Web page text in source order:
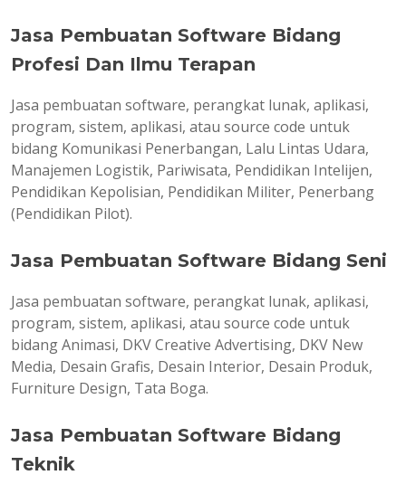
Jasa Pembuatan Software Bidang
Profesi Dan Ilmu Terapan
Jasa pembuatan software, perangkat lunak, aplikasi,
program, sistem, aplikasi, atau source code untuk
bidang Komunikasi Penerbangan, Lalu Lintas Udara,
Manajemen Logistik, Pariwisata, Pendidikan Intelijen,
Pendidikan Kepolisian, Pendidikan Militer, Penerbang
(Pendidikan Pilot).
Jasa Pembuatan Software Bidang Seni
Jasa pembuatan software, perangkat lunak, aplikasi,
program, sistem, aplikasi, atau source code untuk
bidang Animasi, DKV Creative Advertising, DKV New
Media, Desain Grafis, Desain Interior, Desain Produk,
Furniture Design, Tata Boga.
Jasa Pembuatan Software Bidang
Teknik